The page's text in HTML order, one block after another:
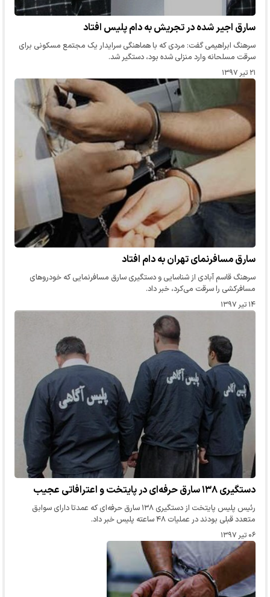
سارق اجیر شده در تجریش به دام پلیس افتاد
سرهنگ ابراهیمی گفت: مردی که با هماهنگی سرایدار یک مجتمع مسکونی برای
سرقت مسلحانه وارد منزلی شده بود، دستگیر شد.
۲۱ تیر ۱۳۹۷
سارق مسافرنمای تهران به دام افتاد
سرهنگ قاسم آبادی از شناسایی و دستگیری سارق مسافرنمایی که خودروهای
مسافرکشی را سرقت می‌کرد، خبر داد.
۱۴ تیر ۱۳۹۷
دستگیری ۱۳۸ سارق حرفه‌ای در پایتخت و اعترافاتی عجیب
رئیس پلیس پایتخت از دستگیری ۱۳۸ سارق حرفه‌ای که عمدتا دارای سوابق
متعدد قبلی بودند در عملیات ۴۸ ساعته پلیس خبر داد.
۰۶ تیر ۱۳۹۷